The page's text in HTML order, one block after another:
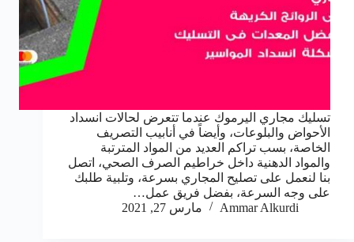
تسليك مجاري اليرموك عندما تتعرض لحالات انسداد
الأحواض والبلوعات، وأيضاً في أنابيب التصريف
الخاصة، بسب تراكم العديد من المواد المترتبة
والمواد الدهنية داخل خراطيم الصرف الصحي، اتصل
بنا لنعمل على تصليح المجاري بسرعة، وتلبية طلبك
على وجه السرعة، بفضل فريق عمل…
Ammar Alkurdi
مارس 27, 2021